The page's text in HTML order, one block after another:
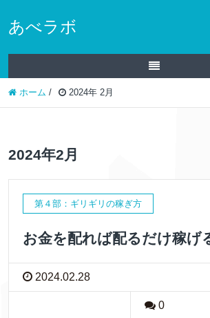
あべラボ
ホーム / 2024年 2月
2024年2月
第４部：ギリギリの稼ぎ方
お金を配れば配るだけ稼げ
2024.02.28
0